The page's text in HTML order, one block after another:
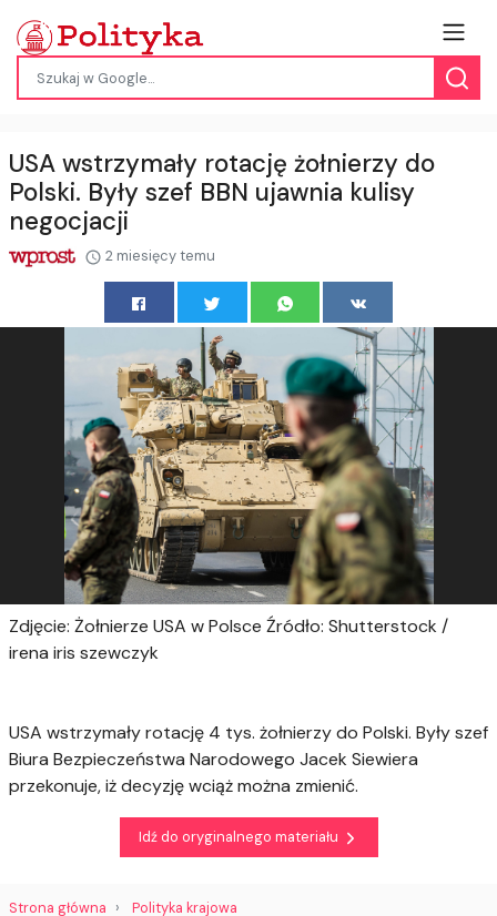
USA wstrzymały rotację żołnierzy do
Polski. Były szef BBN ujawnia kulisy
negocjacji
2 miesięcy temu
Zdjęcie: Żołnierze USA w Polsce Źródło: Shutterstock /
irena iris szewczyk
USA wstrzymały rotację 4 tys. żołnierzy do Polski. Były szef
Biura Bezpieczeństwa Narodowego Jacek Siewiera
przekonuje, iż decyzję wciąż można zmienić.
Idź do oryginalnego materiału
Strona główna
Polityka krajowa